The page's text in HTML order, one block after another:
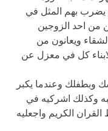
يضرب بهم المثل في
من احد الزوجين
ويعانون من
كل في معزل عن
وبطفلك وعندما يكبر
وكذلك اشركيه في
الكريم واجعليه